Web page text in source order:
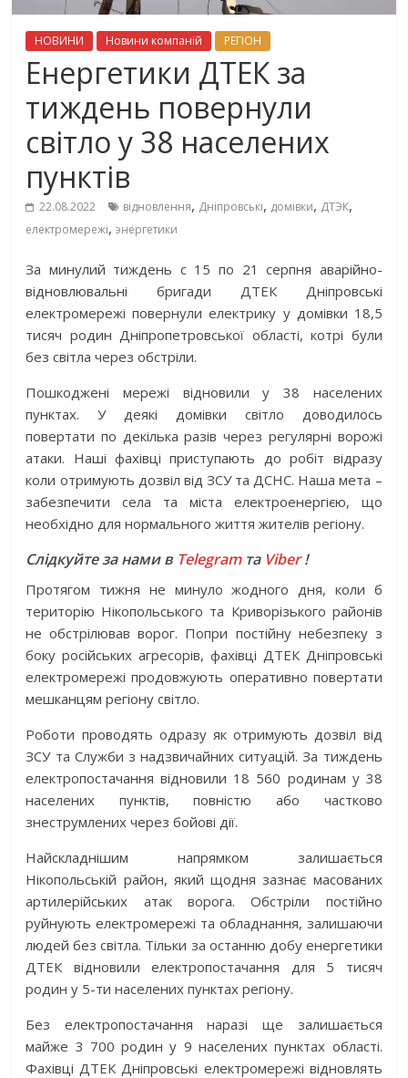
НОВИНИ Новини компаній РЕГІОН
Енергетики ДТЕК за
тиждень повернули
світло у 38 населених
пунктів
22.08.2022 відновлення, Дніпровські, домівки, ДТЭК,
електромережі,энергетики
За минулий тиждень с 15 по 21 серпня аварійно-
відновлювальні бригади ДТЕК Дніпровські
електромережі повернули електрику у домівки 18,5
тисяч родин Дніпропетровської області, котрі були
без світла через обстріли.
Пошкоджені мережі відновили у 38 населених
пунктах. У деякі домівки світло доводилось
повертати по декілька разів через регулярні ворожі
атаки. Наші фахівці приступають до робіт відразу
коли отримують дозвіл від ЗСУ та ДСНС. Наша мета –
забезпечити села та міста електроенергією, що
необхідно для нормального життя жителів регіону.
Слідкуйте за нами в Telegramта Viber!
Протягом тижня не минуло жодного дня, коли б
територію Нікопольського та Криворізького районів
не обстрілював ворог. Попри постійну небезпеку з
боку російських агресорів, фахівці ДТЕК Дніпровські
електромережі продовжують оперативно повертати
мешканцям регіону світло.
Роботи проводять одразу як отримують дозвіл від
ЗСУ та Служби з надзвичайних ситуацій. За тиждень
електропостачання відновили 18 560 родинам у 38
населених пунктів, повністю або частково
знеструмлених через бойові дії.
Найскладнішим напрямком залишається
Нікопольській район, який щодня зазнає масованих
артилерійських атак ворога. Обстріли постійно
руйнують електромережі та обладнання, залишаючи
людей без світла. Тільки за останню добу енергетики
ДТЕК відновили електропостачання для 5 тисяч
родин у 5-ти населених пунктах регіону.
Без електропостачання наразі ще залишається
майже 3 700 родин у 9 населених пунктах області.
Фахівці ДТЕК Дніпровські електромережі відновлять